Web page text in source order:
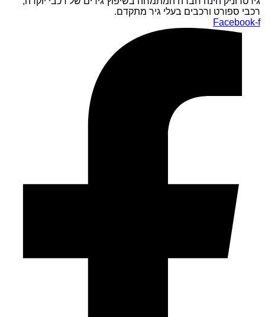
רכבי ספורט ורכבים בעלי גיר מתקדם.
Facebook-f